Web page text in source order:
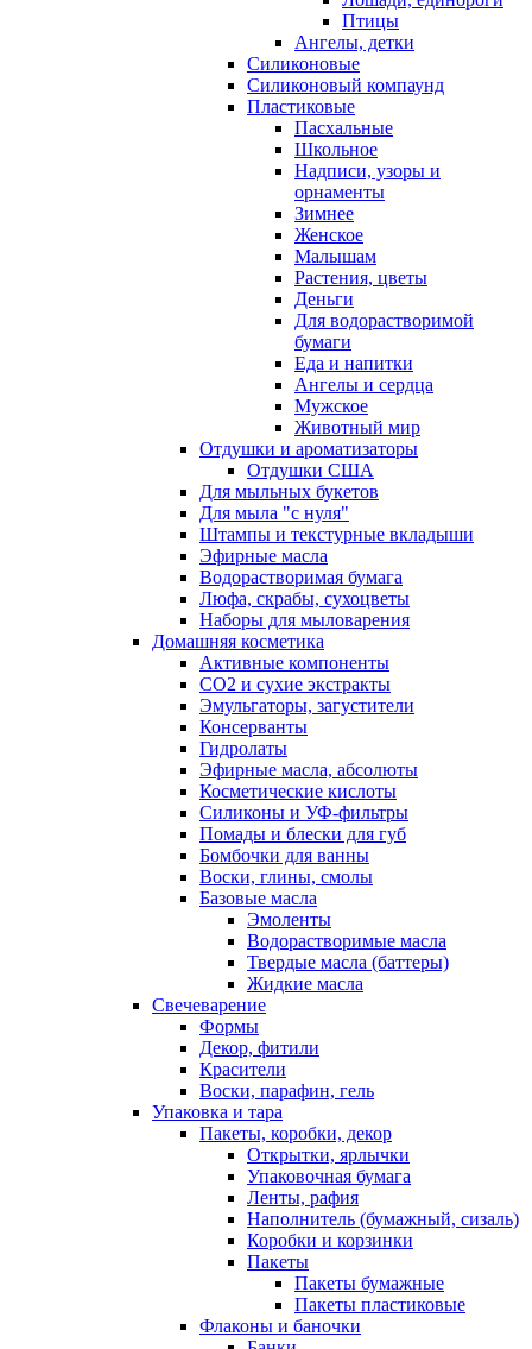
Птицы
Ангелы, детки
Силиконовые
Силиконовый компаунд
Пластиковые
Пасхальные
Школьное
Надписи, узоры и
орнаменты
Зимнее
Женское
Малышам
Растения, цветы
Деньги
Для водорастворимой
бумаги
Еда и напитки
Ангелы и сердца
Мужское
Животный мир
Отдушки и ароматизаторы
Отдушки США
Для мыльных букетов
Для мыла "с нуля"
Штампы и текстурные вкладыши
Эфирные масла
Водорастворимая бумага
Люфа, скрабы, сухоцветы
Наборы для мыловарения
Домашняя косметика
Активные компоненты
СО2 и сухие экстракты
Эмульгаторы, загустители
Консерванты
Гидролаты
Эфирные масла, абсолюты
Косметические кислоты
Силиконы и УФ-фильтры
Помады и блески для губ
Бомбочки для ванны
Воски, глины, смолы
Базовые масла
Эмоленты
Водорастворимые масла
Твердые масла (баттеры)
Жидкие масла
Свечеварение
Формы
Декор, фитили
Красители
Воски, парафин, гель
Упаковка и тара
Пакеты, коробки, декор
Открытки, ярлычки
Упаковочная бумага
Ленты, рафия
Наполнитель (бумажный, сизаль)
Коробки и корзинки
Пакеты
Пакеты бумажные
Пакеты пластиковые
Флаконы и баночки